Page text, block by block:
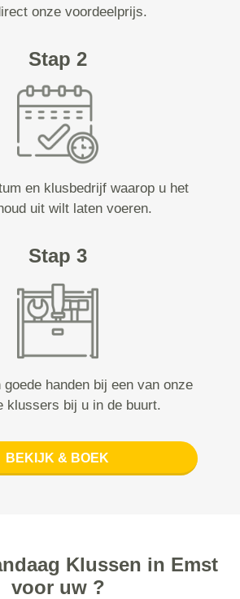
onze voordeelprijs.
Stap 2
en klusbedrijf waarop u het
uit wilt laten voeren.
Stap 3
handen bij een van onze
klussers bij u in de buurt.
BEKIJK & BOEK
Klussen in Emst
voor uw ?